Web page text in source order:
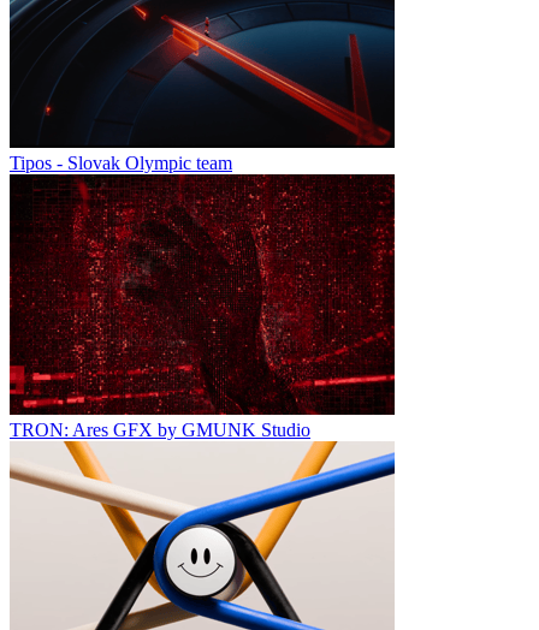
Tipos - Slovak Olympic team
TRON: Ares GFX by GMUNK Studio